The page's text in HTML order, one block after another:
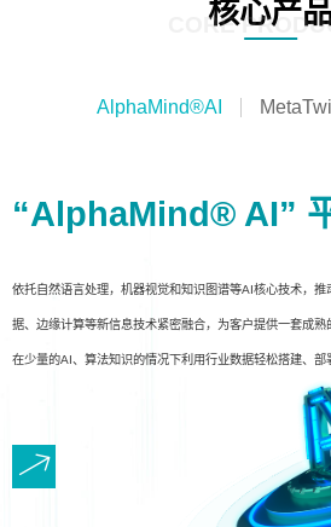
核心产
CORE
AlphaMind®AI
“AlphaMind® AI”
依托自然语言处理，机器视觉和知识图谱等AI核心技术，
据、边缘计算等新信息技术紧密融合，为客户提供一套成
在少量的AI、算法知识的情况下利用行业数据轻松搭建、部